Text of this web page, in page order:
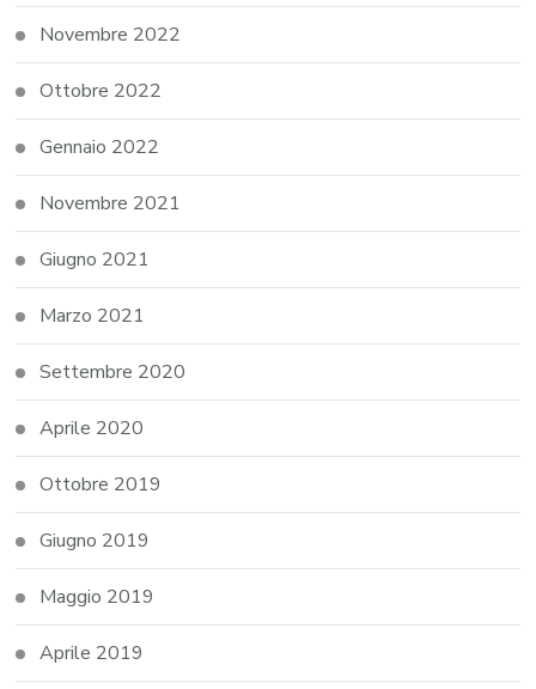
Novembre 2022
Ottobre 2022
Gennaio 2022
Novembre 2021
Giugno 2021
Marzo 2021
Settembre 2020
Aprile 2020
Ottobre 2019
Giugno 2019
Maggio 2019
Aprile 2019